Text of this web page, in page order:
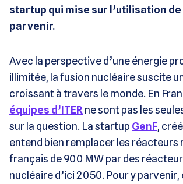
startup qui mise sur l’utilisation
parvenir.
Avec la perspective d’une énergie
illimitée, la fusion nucléaire suscite
croissant à travers le monde. En
équipes d’ITER ne sont pas les
sur la question. La startup GenF,
entend bien remplacer les réacteurs
français de 900 MW par des
nucléaire d’ici 2050. Pour y parvenir,